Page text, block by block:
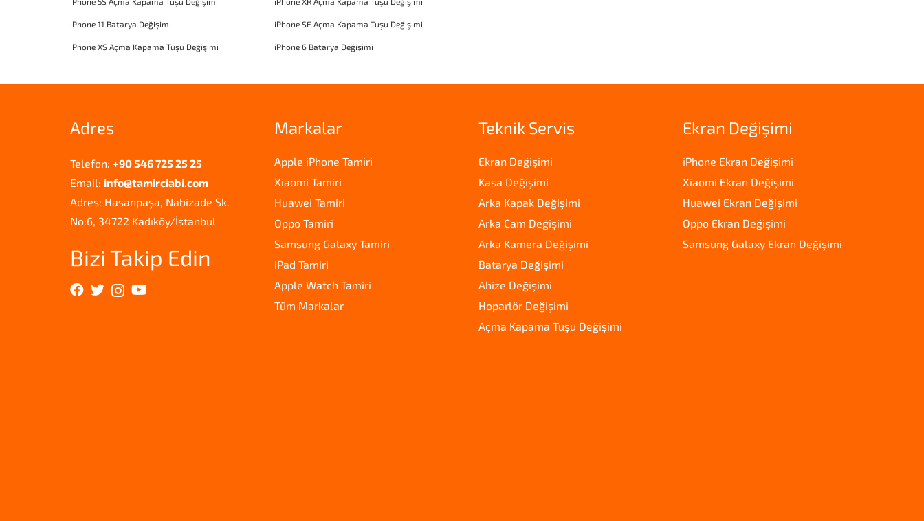
iPhone 11 Batarya Değişimi iPhone SE Açma Kapama Tuşu Değişimi
iPhone XS Açma Kapama Tuşu Değişimi iPhone 6 Batarya Değişimi
Adres
Telefon: +90 546 725 25 25
Email: info@tamirciabi.com
Adres: Hasanpaşa, Nabizade Sk.
No:6, 34722 Kadıköy/İstanbul
Bizi Takip Edin
Markalar
Apple iPhone Tamiri
Xiaomi Tamiri
Huawei Tamiri
Oppo Tamiri
Samsung Galaxy Tamiri
iPad Tamiri
Apple Watch Tamiri
Tüm Markalar
Teknik Servis
Ekran Değişimi
Kasa Değişimi
Arka Kapak Değişimi
Arka Cam Değişimi
Arka Kamera Değişimi
Batarya Değişimi
Ahize Değişimi
Hoparlör Değişimi
Açma Kapama Tuşu Değişimi
Ekran Değişimi
iPhone Ekran Değişimi
Xiaomi Ekran Değişimi
Huawei Ekran Değişimi
Oppo Ekran Değişimi
Samsung Galaxy Ekran Değişimi